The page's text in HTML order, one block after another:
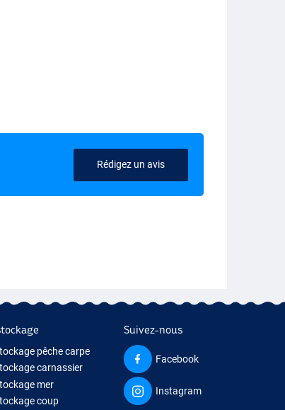
Rédigez un avis
pêche carpe
carnassier
mer
coup
Suivez-nous
Facebook
Instagram